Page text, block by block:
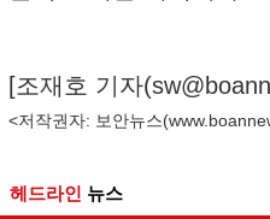
[조재호 기자(
<저작권자: 보안뉴스(
헤드라인 뉴스